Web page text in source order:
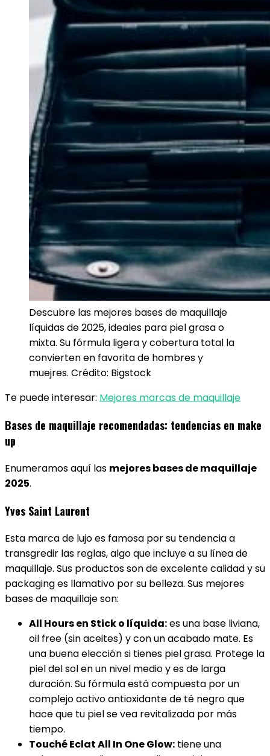
Descubre las mejores bases de maquillaje
líquidas de 2025, ideales para piel grasa o
mixta. Su fórmula ligera y cobertura total la
convierten en favorita de hombres y
muejres. Crédito: Bigstock
Te puede interesar: Mejores marcas de maquillaje
Bases de maquillaje recomendadas: tendencias en make
up
Enumeramos aquí las mejores bases de maquillaje
2025.
Yves Saint Laurent
Esta marca de lujo es famosa por su tendencia a
transgredir las reglas, algo que incluye a su línea de
maquillaje. Sus productos son de excelente calidad y su
packaging es llamativo por su belleza. Sus mejores
bases de maquillaje son:
All Hours en Stick o líquida:es una base liviana,
oil free (sin aceites) y con un acabado mate. Es
una buena elección si tienes piel grasa. Protege la
piel del sol en un nivel medio y es de larga
duración. Su fórmula está compuesta por un
complejo activo antioxidante de té negro que
hace que tu piel se vea revitalizada por más
tiempo.
Touché Eclat All In One Glow: tiene una